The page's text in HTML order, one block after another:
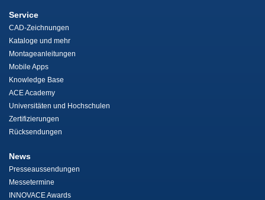
Service
CAD-Zeichnungen
Kataloge und mehr
Montageanleitungen
Mobile Apps
Knowledge Base
ACE Academy
Universitäten und Hochschulen
Zertifizierungen
Rücksendungen
News
Presseaussendungen
Messetermine
INNOVACE Awards